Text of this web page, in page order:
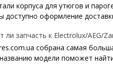
корпуса для утюгов и
доступно оформление
запчасть к Electrolux/AEG/
собрана самая
модели поможет